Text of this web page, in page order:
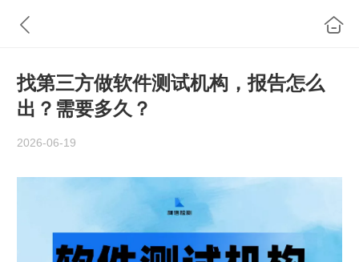
找第三方做软件测试机构，报告怎么
出？需要多久？
2026-06-19